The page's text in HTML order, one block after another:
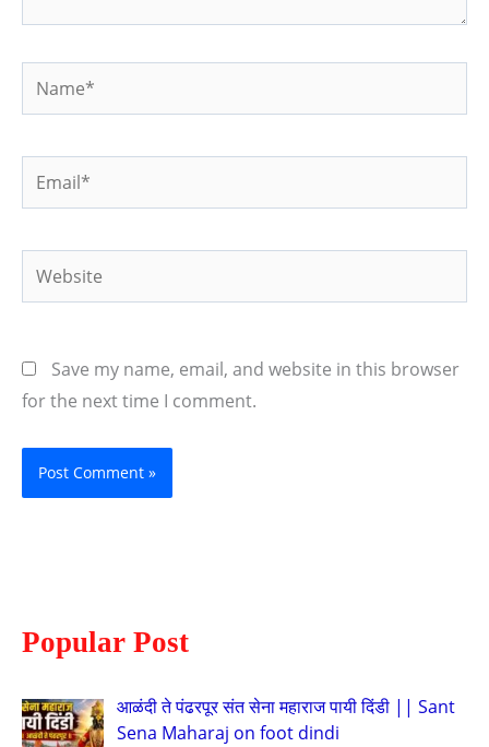
Name*
Email*
Website
Save my name, email, and website in this browser
for the next time I comment.
Popular Post
आळंदी ते पंढरपूर संत सेना महाराज पायी दिंडी || Sant
Sena Maharaj on foot dindi